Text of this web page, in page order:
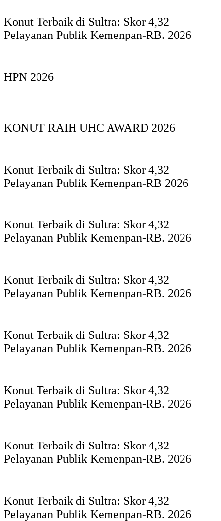
Konut Terbaik di Sultra: Skor 4,32
Pelayanan Publik Kemenpan-RB. 2026
HPN 2026
KONUT RAIH UHC AWARD 2026
Konut Terbaik di Sultra: Skor 4,32
Pelayanan Publik Kemenpan-RB 2026
Konut Terbaik di Sultra: Skor 4,32
Pelayanan Publik Kemenpan-RB. 2026
Konut Terbaik di Sultra: Skor 4,32
Pelayanan Publik Kemenpan-RB. 2026
Konut Terbaik di Sultra: Skor 4,32
Pelayanan Publik Kemenpan-RB. 2026
Konut Terbaik di Sultra: Skor 4,32
Pelayanan Publik Kemenpan-RB. 2026
Konut Terbaik di Sultra: Skor 4,32
Pelayanan Publik Kemenpan-RB. 2026
Konut Terbaik di Sultra: Skor 4,32
Pelayanan Publik Kemenpan-RB. 2026